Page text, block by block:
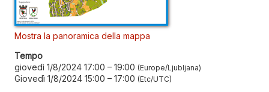
Mostra la panoramica della mappa
Tempo
giovedì 1/8/2024 17:00 – 19:00 Europe/Ljubljana
Giovedì 1/8/2024 15:00 – 17:00 Etc/UTC